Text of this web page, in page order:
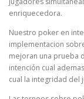
enriquecedora.
Nuestro poker en
implementacion
mejoran una prueba
intención cual
cual la integridad del